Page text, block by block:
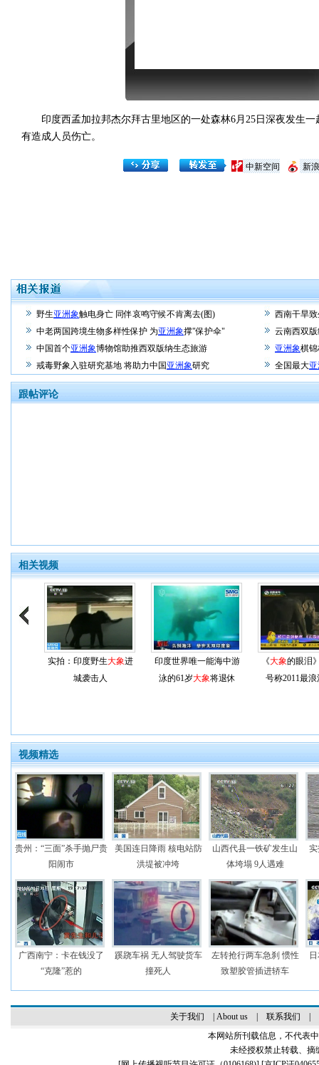
印度西孟加拉邦杰尔拜古里地区的一处森林6月25日深夜发生一
有造成人员伤亡。
新
中新空间
野生亚洲象触电身亡 同伴哀鸣守候不肯离去(图)
西南干旱
中老两国跨境生物多样性保护 为亚洲象撑"保护伞"
云南西双
中国首个亚洲象博物馆助推西双版纳生态旅游 亚洲象棋
戒毒野象入驻研究基地 将助力中国 亚洲象研究 全国最大
跟帖评论
相关视频
实拍：印度野生大象进
城袭击人
印度世界唯一能海中游
泳的61岁大象将退休
《大象的眼泪
号称2011最
视频精选
贵州：“三面”杀手抛尸贵
阳闹市
美国连日降雨 核电站防
洪堤被冲垮
山西代县一铁矿发生山
体垮塌 9人遇难
广西南宁：卡在钱没了
“克隆”惹的
蹊跷车祸 无人驾驶货车
撞死人
左转抢行两车急刹 惯性
致塑胶管插进轿车
关于我们 About us| 联系我们
本网站所刊载信息，不代表
未经授权禁止转载、摘